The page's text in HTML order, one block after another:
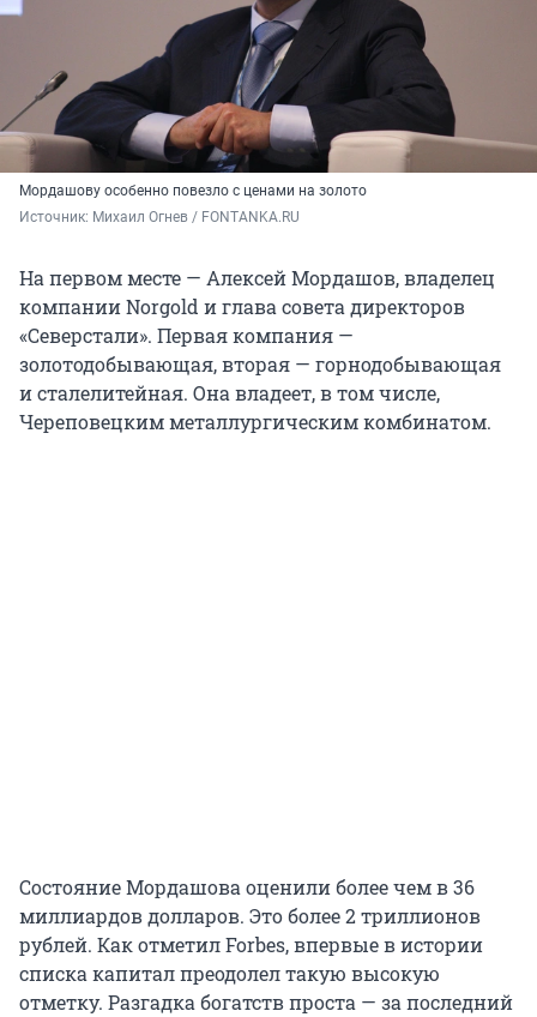
Мордашову особенно повезло с ценами на золото
Источник: Михаил Огнев / FONTANKA.RU
На первом месте — Алексей Мордашов, владелец
компании Norgold и глава совета директоров
«Северстали». Первая компания —
золотодобывающая, вторая — горнодобывающая
и сталелитейная. Она владеет, в том числе,
Череповецким металлургическим комбинатом.
Состояние Мордашова оценили более чем в 36
миллиардов долларов. Это более 2 триллионов
рублей. Как отметил Forbes, впервые в истории
списка капитал преодолел такую высокую
отметку. Разгадка богатств проста — за последний